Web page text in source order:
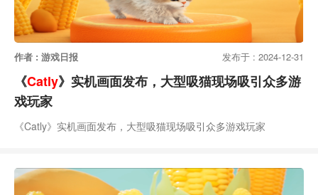
作者 : 游戏日报 发布于 : 2024-12-31
《Catly》实机画面发布，大型吸猫现场吸引众多游
戏玩家
《Catly》实机画面发布，大型吸猫现场吸引众多游戏玩家